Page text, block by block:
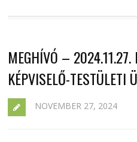
MEGHÍVÓ – 2024.11.27.
KÉPVISELŐ-TESTÜLETI
NOVEMBER 27, 2024